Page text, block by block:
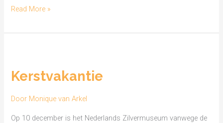
Read More »
Kerstvakantie
Door Monique van Arkel
Op 10 december is het Nederlands Zilvermuseum vanwege de